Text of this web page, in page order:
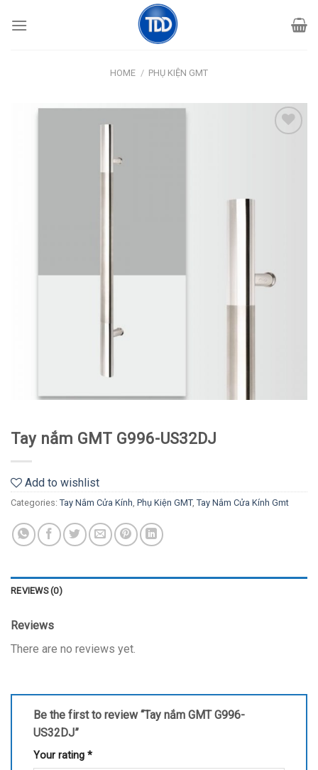
HOME / PHỤ KIỆN GMT
Tay nắm GMT G996-US32DJ
Add to wishlist
Categories: Tay Nắm Cửa Kính, Phụ Kiện GMT, Tay Nắm Cửa Kính Gmt
REVIEWS (0)
Reviews
There are no reviews yet.
Be the first to review “Tay nắm GMT G996-
US32DJ”
Your rating *